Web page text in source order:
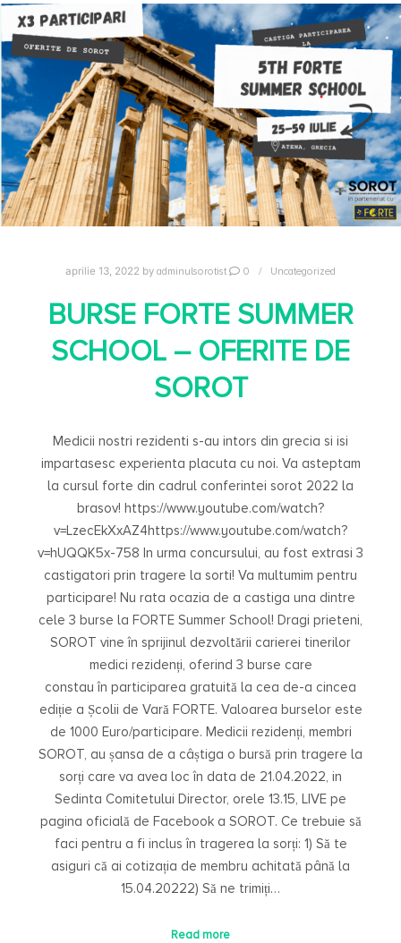
aprilie 13, 2022 by adminulsorotist 0 Uncategorized
BURSE FORTE SUMMER
SCHOOL – OFERITE DE
SOROT
Medicii nostri rezidenti s-au intors din grecia si isi
impartasesc experienta placuta cu noi. Va asteptam
la cursul forte din cadrul conferintei sorot 2022 la
brasov! https://www.youtube.com/watch?
v=LzecEkXxAZ4https://www.youtube.com/watch?
v=hUQQK5x-758 In urma concursului, au fost extrasi 3
castigatori prin tragere la sorti! Va multumim pentru
participare! Nu rata ocazia de a castiga una dintre
cele 3 burse la FORTE Summer School! Dragi prieteni,
SOROT vine în sprijinul dezvoltării carierei tinerilor
medici rezidenți, oferind 3 burse care
constau în participarea gratuită la cea de-a cincea
ediție a Școlii de Vară FORTE. Valoarea burselor este
de 1000 Euro/participare. Medicii rezidenți, membri
SOROT, au șansa de a câștiga o bursă prin tragere la
sorți care va avea loc în data de 21.04.2022, in
Sedinta Comitetului Director, orele 13.15, LIVE pe
pagina oficială de Facebook a SOROT. Ce trebuie să
faci pentru a fi inclus în tragerea la sorți: 1) Să te
asiguri că ai cotizația de membru achitată până la
15.04.20222) Să ne trimiți…
Read more